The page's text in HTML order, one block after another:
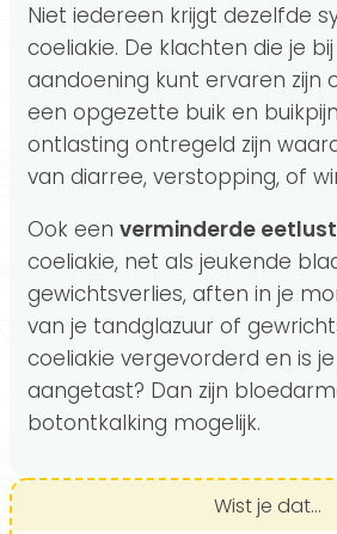
Niet iedereen krijgt dezelfde
coeliakie. De klachten die je
aandoening kunt ervaren zijn
een opgezette buik en
ontlasting ontregeld zijn
van diarree, verstopping, of
Ook een verminderde eetlust
coeliakie, net als jeukende
gewichtsverlies, aften in je
van je tandglazuur of
coeliakie vergevorderd en is
aangetast? Dan zijn
botontkalking mogelijk.
Wist je dat...